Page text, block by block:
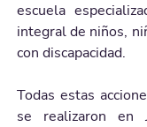
escuela
integral de niños,
con discapacidad.
Todas estas
se realizaron en